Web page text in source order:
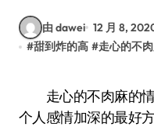
由 dawei 12 月 8,
#甜到炸的高 #走心的不
走心的不肉麻的情话有哪些呢？情话是促进两
个人感情加深的最好